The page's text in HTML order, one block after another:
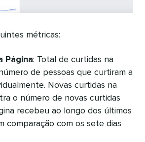
métricas:
Página: Total de curtidas na
de pessoas que curtiram a
Novas curtidas na
o número de novas curtidas
recebeu ao longo dos últimos
comparação com os sete dias